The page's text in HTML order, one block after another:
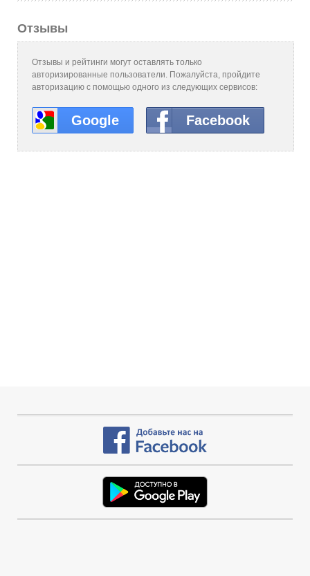
Отзывы
Отзывы и рейтинги могут оставлять только
авторизированные пользователи. Пожалуйста, пройдите
авторизацию с помощью одного из следующих сервисов:
Google Facebook